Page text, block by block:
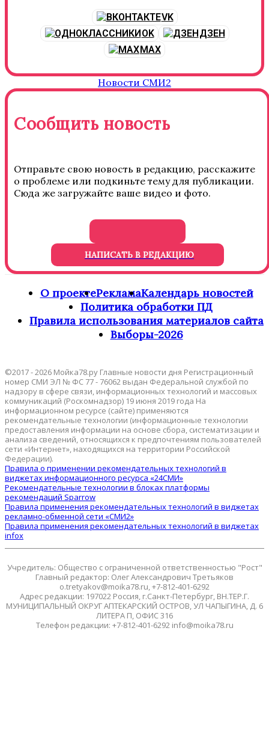
VK
OK
ДЗЕН
MAX
Новости СМИ2
Сообщить новость
Отправьте свою новость в редакцию, расскажите
о проблеме или подкиньте тему для публикации.
Сюда же загружайте ваше видео и фото.
НАПИСАТЬ В РЕДАКЦИЮ
О проектеРекламаКалендарь новостей
Политика обработки ПД
Правила использования материалов сайта
Выборы-2026
©2017 - 2026 Мойка78.ру Главные новости дня Регистрационный
номер СМИ ЭЛ № ФС 77 - 76062 выдан Федеральной службой по
надзору в сфере связи, информационных технологий и массовых
коммуникаций (Роскомнадзор) 19 июня 2019 года На
информационном ресурсе (сайте) применяются
рекомендательные технологии (информационные технологии
предоставления информации на основе сбора, систематизации и
анализа сведений, относящихся к предпочтениям пользователей
сети «Интернет», находящихся на территории Российской
Федерации).
Правила о применении рекомендательных технологий в
виджетах информационного ресурса «24СМИ»
Рекомендательные технологии в блоках платформы
рекомендаций Sparrow
Правила применения рекомендательных технологий в виджетах
рекламно-обменной сети «СМИ2»
Правила применения рекомендательных технологий в виджетах
infox
Учредитель: Общество с ограниченной ответственностью "Рост"
Главный редактор: Олег Александрович Третьяков
o.tretyakov@moika78.ru, +7-812-401-6292
Адрес редакции: 197022 Россия, г.Санкт-Петербург, ВН.ТЕР.Г.
МУНИЦИПАЛЬНЫЙ ОКРУГ АПТЕКАРСКИЙ ОСТРОВ, УЛ ЧАПЫГИНА, Д. 6
ЛИТЕРА П, ОФИС 316
Телефон редакции: +7-812-401-6292 info@moika78.ru